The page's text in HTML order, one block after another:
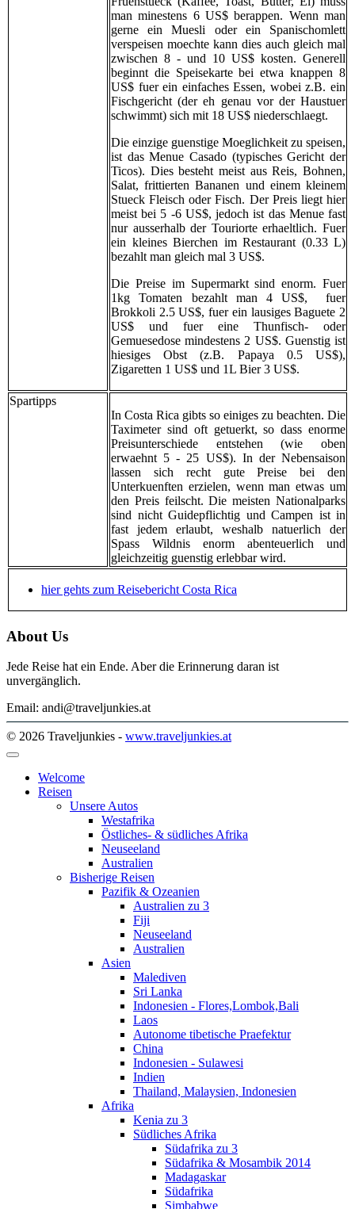
man minestens 6 US$ berappen. Wenn man
gerne ein Muesli oder ein Spanischomlett
verspeisen moechte kann dies auch gleich mal
zwischen 8 - und 10 US$ kosten. Generell
beginnt die Speisekarte bei etwa knappen 8
US$ fuer ein einfaches Essen, wobei z.B. ein
Fischgericht (der eh genau vor der Haustuer
schwimmt) sich mit 18 US$ niederschlaegt.
Die einzige guenstige Moeglichkeit zu speisen,
ist das Menue Casado (typisches Gericht der
Ticos). Dies besteht meist aus Reis, Bohnen,
Salat, frittierten Bananen und einem kleinem
Stueck Fleisch oder Fisch. Der Preis liegt hier
meist bei 5 -6 US$, jedoch ist das Menue fast
nur ausserhalb der Touriorte erhaeltlich. Fuer
ein kleines Bierchen im Restaurant (0.33 L)
bezahlt man gleich mal 3 US$.
Die Preise im Supermarkt sind enorm. Fuer
1kg Tomaten bezahlt man 4 US$, fuer
Brokkoli 2.5 US$, fuer ein lausiges Baguete 2
US$ und fuer eine Thunfisch- oder
Gemuesedose mindestens 2 US$. Guenstig ist
hiesiges Obst (z.B. Papaya 0.5 US$),
Zigaretten 1 US$ und 1L Bier 3 US$.
Spartipps
In Costa Rica gibts so einiges zu beachten. Die
Taximeter sind oft getuerkt, so dass enorme
Preisunterschiede entstehen (wie oben
erwaehnt 5 - 25 US$). In der Nebensaison
lassen sich recht gute Preise bei den
Unterkuenften erzielen, wenn man etwas um
den Preis feilscht. Die meisten Nationalparks
sind nicht Guidepflichtig und Campen ist in
fast jedem erlaubt, weshalb natuerlich der
Spass Wildnis enorm abenteuerlich und
gleichzeitig guenstig erlebbar wird.
hier gehts zum Reisebericht Costa Rica
About Us
Jede Reise hat ein Ende. Aber die Erinnerung daran ist
unvergänglich.
Email: andi@traveljunkies.at
© 2026 Traveljunkies - www.traveljunkies.at
Welcome
Reisen
Unsere Autos
Westafrika
Östliches- & südliches Afrika
Neuseeland
Australien
Bisherige Reisen
Pazifik & Ozeanien
Australien zu 3
Fiji
Neuseeland
Australien
Asien
Malediven
Sri Lanka
Indonesien - Flores,Lombok,Bali
Laos
Autonome tibetische Praefektur
China
Indonesien - Sulawesi
Indien
Thailand, Malaysien, Indonesien
Afrika
Kenia zu 3
Südliches Afrika
Südafrika zu 3
Südafrika & Mosambik 2014
Madagaskar
Südafrika
Simbabwe